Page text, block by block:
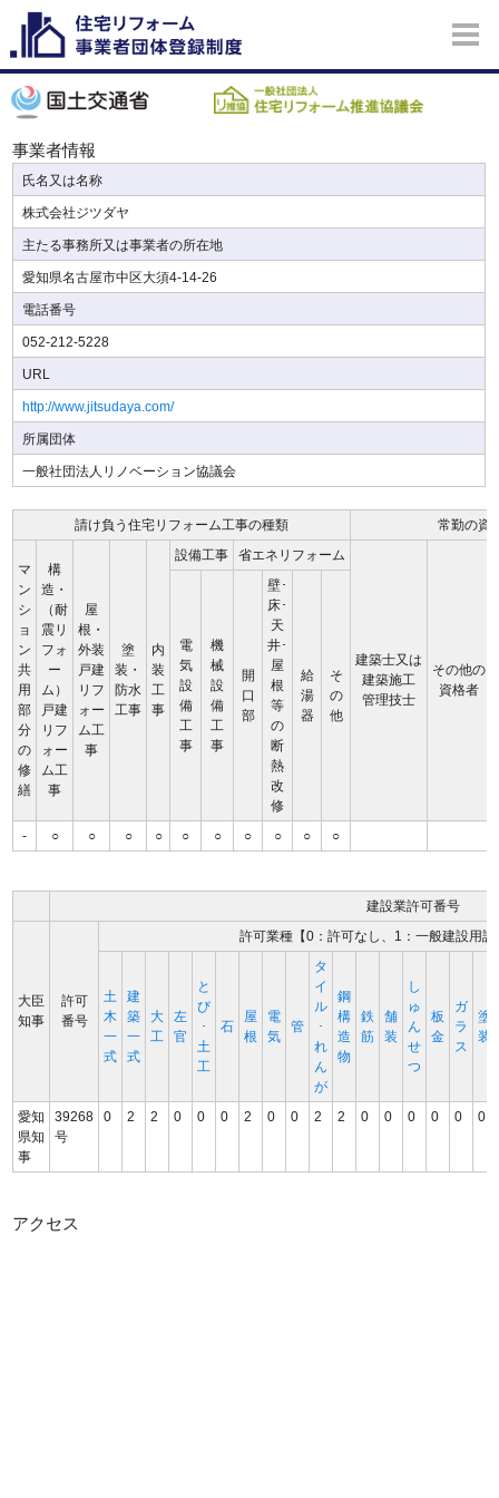
事業者情報
氏名又は名称
株式会社ジツダヤ
主たる事務所又は事業者の所在地
愛知県名古屋市中区大須4-14-26
電話番号
052-212-5228
URL
http://www.jitsudaya.com/
所属団体
一般社団法人リノベーション協議会
請け負う住宅リフォーム工事の種類 常勤の資
マ
ン
シ
ョ
ン
共
用
部
分
の
修
繕
構
造・
（耐
震リ
フォ
ー
ム）
戸建
リフ
ォー
ム工
事
屋
根・
外装
戸建
リフ
ォー
ム工
事
塗
装・
防水
工事
内
装
工
事
設備工事 省エネリフォーム
建築士又は
建築施工
管理技士
その他の
資格者
電
気
設
備
工
事
機
械
設
備
工
事
開
口
部
壁･
床･
天
井･
屋
根
等
の
断
熱
改
修
給
湯
器
そ
の
他
- ○ ○ ○ ○ ○ ○ ○ ○ ○ ○
建設業許可番号
大臣
知事
許可
番号
許可業種【0：許可なし、1：一般建設用
土
木
一
式
建
築
一
式
大
工
左
官
と
び
･
土
工
石
屋
根
電
気
管
タ
イ
ル
･
れ
ん
が
鋼
構
造
物
鉄
筋
舗
装
し
ゅ
ん
せ
つ
板
金
ガ
ラ
ス
塗
装
愛知
県知
事
39268
号
0 2 2 0 0 0 2 0 0 2 2 0 0 0 0 0 0
アクセス